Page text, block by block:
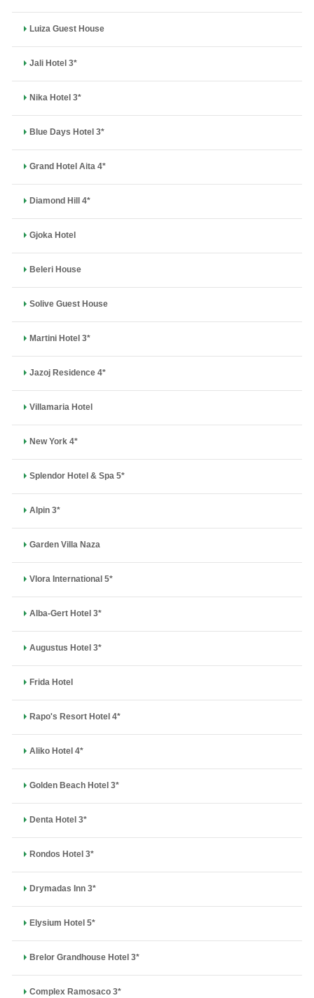
Luiza Guest House
Jali Hotel 3*
Nika Hotel 3*
Blue Days Hotel 3*
Grand Hotel Aita 4*
Diamond Hill 4*
Gjoka Hotel
Beleri House
Solive Guest House
Martini Hotel 3*
Jazoj Residence 4*
Villamaria Hotel
New York 4*
Splendor Hotel & Spa 5*
Alpin 3*
Garden Villa Naza
Vlora International 5*
Alba-Gert Hotel 3*
Augustus Hotel 3*
Frida Hotel
Rapo's Resort Hotel 4*
Aliko Hotel 4*
Golden Beach Hotel 3*
Denta Hotel 3*
Rondos Hotel 3*
Drymadas Inn 3*
Elysium Hotel 5*
Brelor Grandhouse Hotel 3*
Complex Ramosaco 3*